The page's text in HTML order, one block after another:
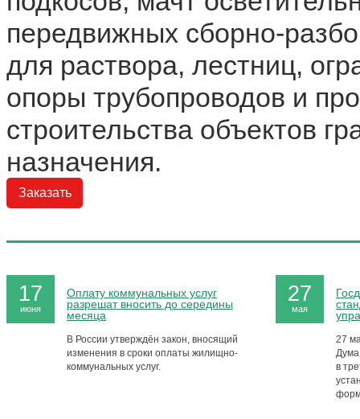
передвижных сборно-
для раствора, лестниц,
опоры трубопроводов и
строительства объектов
назначения.
Заказать
17
июня
Оплату коммунальных услуг
разрешат вносить до середины
месяца
В России утверждён закон, вносящий
изменения в сроки оплаты жилищно-
коммунальных услуг.
27
мая
27
в